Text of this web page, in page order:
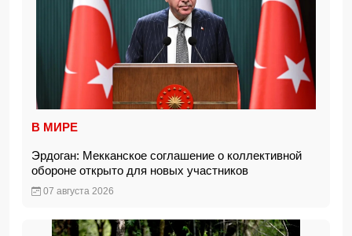
В МИРЕ
Эрдоган: Мекканское соглашение о коллективной
обороне открыто для новых участников
07 августа 2026